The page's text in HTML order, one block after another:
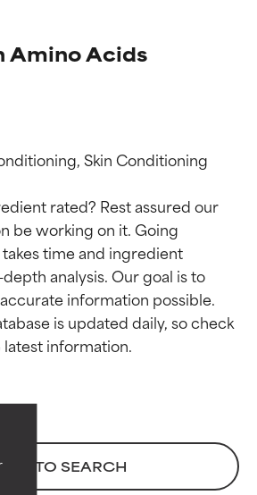
Amino Acids
Skin Conditioning
rated? Rest assured our
be working on it. Going
time and ingredient
analysis. Our goal is to
information possible.
is updated daily, so check
TO SEARCH
van
en ondersteund door
onderzoek.
actief ingrediënt
van
en ondersteund door
onderzoek.
actief ingrediënt